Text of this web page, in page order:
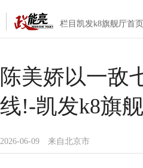
栏目凯发k8旗舰厅首页
陈美娇以一敌
线!-凯发k8旗
2026-06-09 来自北京市